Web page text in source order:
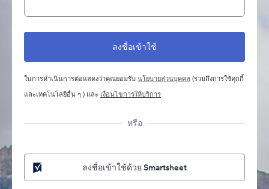
ในการดำเนินการต่อแสดงว่าคุณยอมรับนโยบายส่วนบุคคล (รวมถึงการใช้คุกกี้
และเทคโนโลยีอื่น ๆ ) และ เงื่อนไขการให้บริการ
หรือ
ลงชื่อเข้าใช้ด้วย Smartsheet